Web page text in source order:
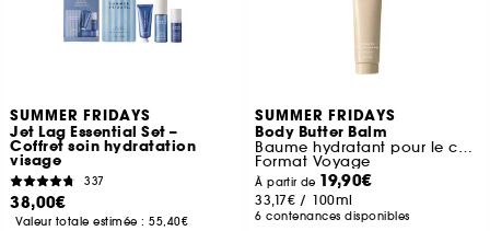
SUMMER FRIDAYS
Jet Lag Essential Set –
Coffret soin hydratation
visage
337
38,00€
Valeur totale estimée :55,40€
SUMMER FRIDAYS
Body Butter Balm
Baume hydratant pour le corps
Format Voyage
À partir de 19,90€
33,17€ / 100ml
6 contenances disponibles